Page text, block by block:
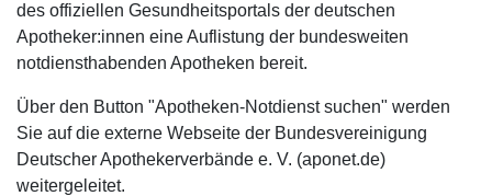
des offiziellen Gesundheitsportals der deutschen
Apotheker:innen eine Auflistung der bundesweiten
notdiensthabenden Apotheken bereit.
Über den Button "Apotheken-Notdienst suchen" werden
Sie auf die externe Webseite der Bundesvereinigung
Deutscher Apothekerverbände e. V. (aponet.de)
weitergeleitet.